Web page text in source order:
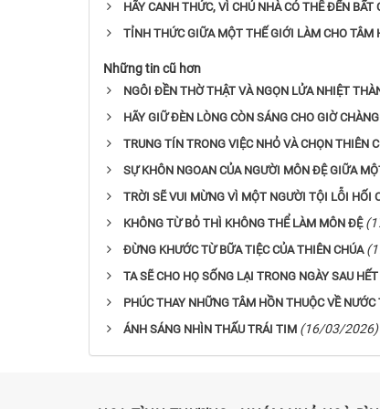
HÃY CANH THỨC, VÌ CHỦ NHÀ CÓ THỂ ĐẾN BẤT
TỈNH THỨC GIỮA MỘT THẾ GIỚI LÀM CHO TÂM
Những tin cũ hơn
NGÔI ĐỀN THỜ THẬT VÀ NGỌN LỬA NHIỆT
HÃY GIỮ ĐÈN LÒNG CÒN SÁNG CHO GIỜ
TRUNG TÍN TRONG VIỆC NHỎ VÀ CHỌN THIÊN
SỰ KHÔN NGOAN CỦA NGƯỜI MÔN ĐỆ GIỮA
TRỜI SẼ VUI MỪNG VÌ MỘT NGƯỜI TỘI LỖI HỐI
KHÔNG TỪ BỎ THÌ KHÔNG THỂ LÀM MÔN ĐỆ
ĐỪNG KHƯỚC TỪ BỮA TIỆC CỦA THIÊN CHÚA
TA SẼ CHO HỌ SỐNG LẠI TRONG NGÀY SAU HẾT
PHÚC THAY NHỮNG TÂM HỒN THUỘC VỀ NƯỚC
ÁNH SÁNG NHÌN THẤU TRÁI TIM (16/03/2026)